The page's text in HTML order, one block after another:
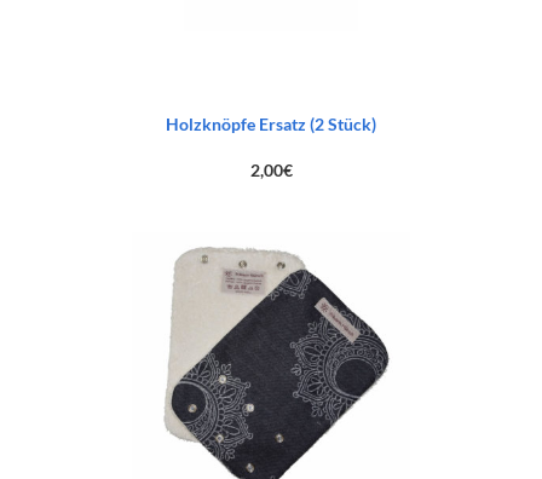
Holzknöpfe Ersatz (2 Stück)
2,00€